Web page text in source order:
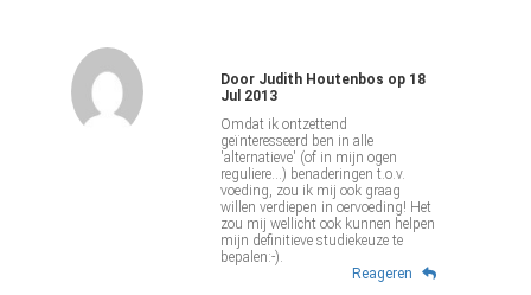
DoorJudith Houtenbos op 18
Jul 2013
Omdat ik ontzettend
geïnteresseerd ben in alle
'alternatieve' (of in mijn ogen
reguliere...) benaderingen t.o.v.
voeding, zou ik mij ook graag
willen verdiepen in oervoeding! Het
zou mij wellicht ook kunnen helpen
mijn definitieve studiekeuze te
bepalen:-).
Reageren